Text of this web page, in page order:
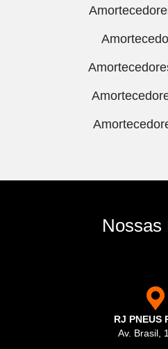
Nossas
RJ PNEUS
Av. Brasil,